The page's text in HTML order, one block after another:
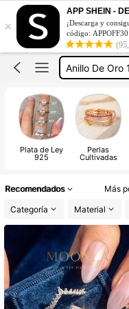
×
APP SHEIN -
¡Descarga y
código: APPOFF30
Anillos De
Anillo De Oro
Anillos De
Plata de Ley
925
Perlas
Cultivadas
Recomendados Más
Categoría
Material